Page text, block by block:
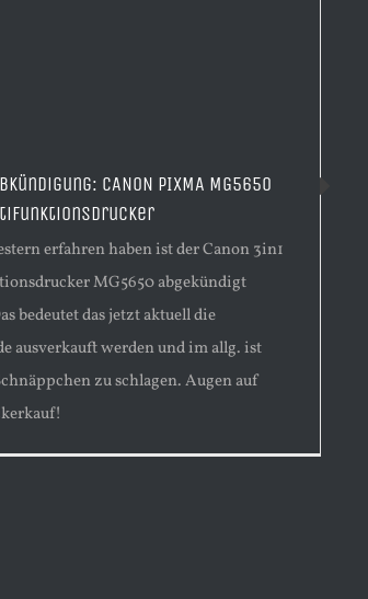
CANON PIXMA MG5650
erfahren haben ist der Canon 3in1
MG5650 abgekündigt
bedeutet das jetzt aktuell die
ausverkauft werden und im allg. ist
zu schlagen. Augen auf